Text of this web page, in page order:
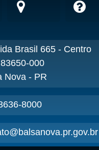
Brasil 665 - Centro
000
Nova - PR
8000